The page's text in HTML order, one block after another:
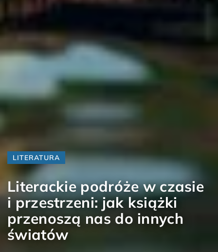
LITERATURA
Literackie podróże w czasie
i przestrzeni: jak książki
przenoszą nas do innych
światów